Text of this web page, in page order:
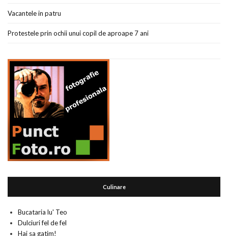
Vacantele in patru
Protestele prin ochii unui copil de aproape 7 ani
Culinare
Bucataria lu' Teo
Dulciuri fel de fel
Hai sa gatim!